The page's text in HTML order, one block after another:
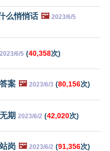
么悄悄话 🖼️ 2023/6/5
2023/6/5 (40,358次)
案 🖼️ 2023/6/3 (80,156次)
期 2023/6/2 (42,020次)
岗 🖼️ 2023/6/2 (91,356次)